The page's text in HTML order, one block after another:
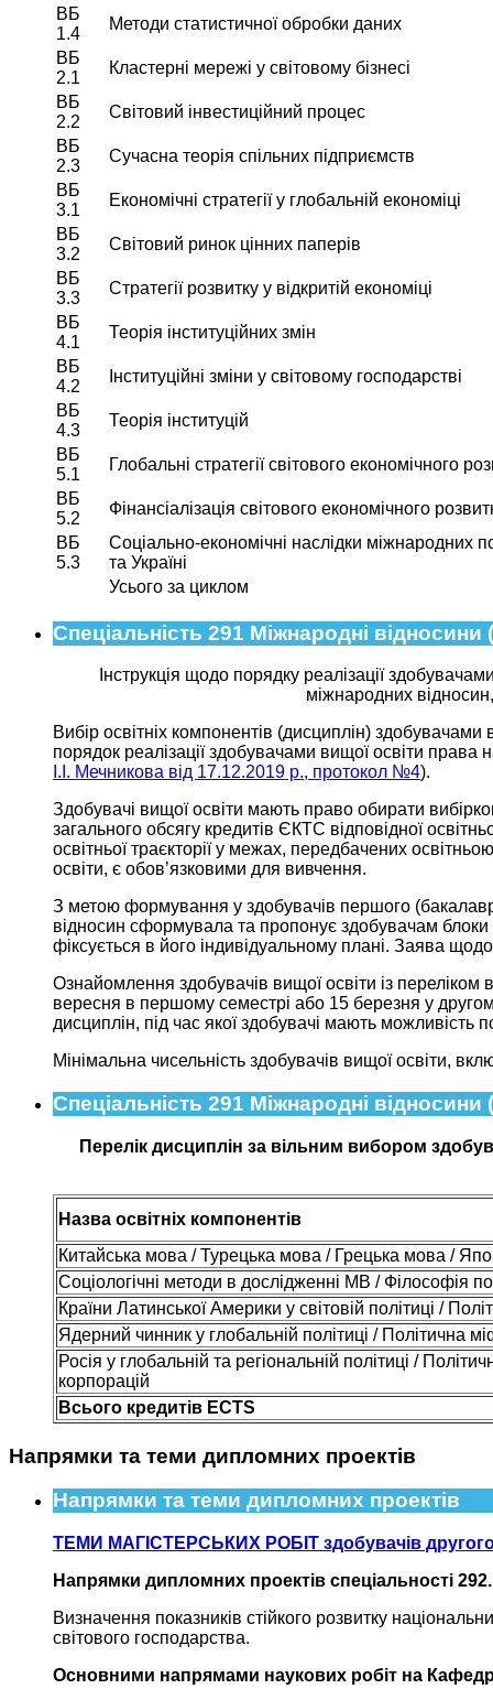
ВБ
1.4
Методи статистичної обробки даних
ВБ
2.1
Кластерні мережі у світовому бізнесі
ВБ
2.2
Світовий інвестиційний процес
ВБ
2.3
Сучасна теорія спільних підприємств
ВБ
3.1
Економічні стратегії у глобальній економіці
ВБ
3.2
Світовий ринок цінних паперів
ВБ
3.3
Стратегії розвитку у відкритій економіці
ВБ
4.1
Теорія інституційних змін
ВБ
4.2
Інституційні зміни у світовому господарстві
ВБ
4.3
Теорія інституцій
ВБ
5.1
Глобальні стратегії світового економічного
ВБ
5.2
Фінансіалізація світового економічного
ВБ
5.3
Соціально-економічні наслідки міжнародних
та Україні
Усього за циклом
Спеціальність 291 Міжнародні
Інструкція щодо порядку реалізації
міжнародних відносин,
Вибір освітніх компонентів (дисциплін) здобувачами
порядок реалізації здобувачами вищої освіти права
І.І. Мечникова від 17.12.2019 р., протокол №4).
Здобувачі вищої освіти мають право обирати
загального обсягу кредитів ЄКТС відповідної
освітньої траєкторії у межах, передбачених
освіти, є обов’язковими для вивчення.
З метою формування у здобувачів першого
відносин сформувала та пропонує здобувачам блоки
фіксується в його індивідуальному плані. Заява
Ознайомлення здобувачів вищої освіти із переліком
вересня в першому семестрі або 15 березня у
дисциплін, під час якої здобувачі мають можливість
Мінімальна чисельність здобувачів вищої освіти,
Спеціальність 291 Міжнародні відносини
Перелік дисциплін за вільним вибором
Назва освітніх компонентів
Китайська мова / Турецька мова / Грецька мова /
Соціологічні методи в дослідженні МВ / Філософія
Країни Латинської Америки у світовій політиці /
Ядерний чинник у глобальній політиці / Політична
Росія у глобальній та регіональній політиці /
корпорацій
Всього кредитів ECTS
Напрямки та теми дипломних проектів
Напрямки та теми дипломних проектів
ТЕМИ МАГІСТЕРСЬКИХ РОБІТ здобувачів другого
Напрямки дипломних проектів спеціальності 292.
Визначення показників стійкого розвитку
світового господарства.
Основними напрямами наукових робіт на